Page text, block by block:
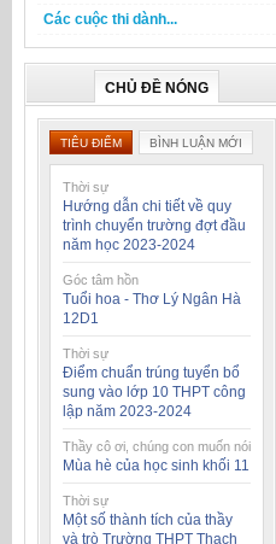
Các cuộc thi dành...
CHỦ ĐỀ NÓNG
TIÊU ĐIỂM BÌNH LUẬN MỚI
Thời sự
Hướng dẫn chi tiết về quy
trình chuyển trường đợt đầu
năm học 2023-2024
Góc tâm hồn
Tuổi hoa - Thơ Lý Ngân Hà
12D1
Thời sự
Điểm chuẩn trúng tuyển bổ
sung vào lớp 10 THPT công
lập năm 2023-2024
Thầy cô ơi, chúng con muốn nói
Mùa hè của học sinh khối 11
Thời sự
Một số thành tích của thầy
và trò Trường THPT Thạch